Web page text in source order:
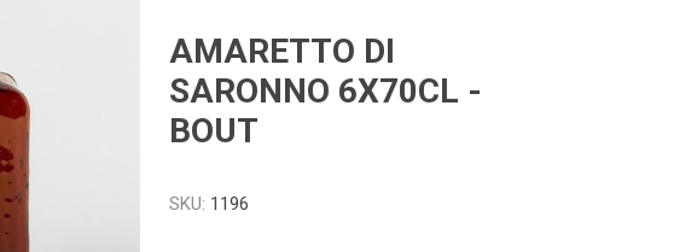
AMARETTO DI
SARONNO 6X70CL -
BOUT
SKU: 1196